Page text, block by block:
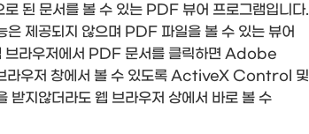
문서를 볼 수 있는 PDF 뷰어 프로그램입니다.
제공되지 않으며 PDF 파일을 볼 수 있는 뷰어
브라우저에서 PDF 문서를 클릭하면 Adobe
라우저 창에서 볼 수 있도록 ActiveX Control 및
받지않더라도 웹 브라우저 상에서 바로 볼 수